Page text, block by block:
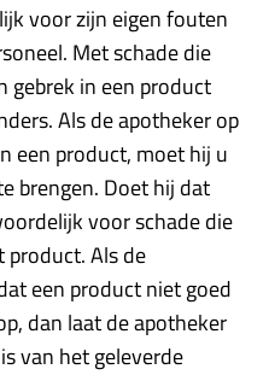
voor zijn eigen fouten
Met schade die
gebrek in een product
Als de apotheker op
een product, moet hij u
brengen. Doet hij dat
voor schade die
Als de
een product niet goed
dan laat de apotheker
van het geleverde